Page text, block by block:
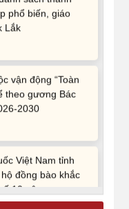
vận động “Toàn
theo gương Bác
2030
Việt Nam tỉnh
đồng bào khắc
10 gây ra
CÁO
PHÒNG,